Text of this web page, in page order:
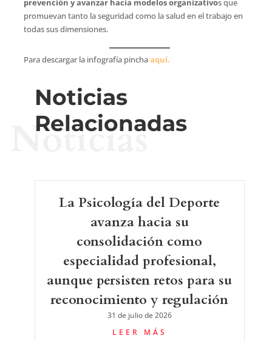
prevención y avanzar hacia modelos organizativos que
promuevan tanto la seguridad como la salud en el trabajo en
todas sus dimensiones.
Para descargar la infografía pinchaaquí.
Noticias
Relacionadas
Noticias
La Psicología del Deporte
avanza hacia su
consolidación como
especialidad profesional,
aunque persisten retos para su
reconocimiento y regulación
31 de julio de 2026
LEER MÁS